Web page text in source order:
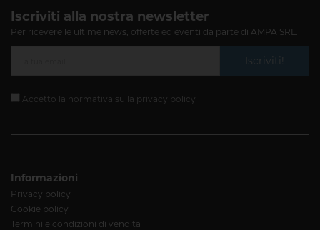
Iscriviti alla nostra newsletter
Per ricevere le ultime news, offerte ed eventi da parte di AMPA SRL.
Iscriviti!
Accetto la normativa sulla privacy policy
Informazioni
Privacy policy
Cookie policy
Termini e condizioni di vendita